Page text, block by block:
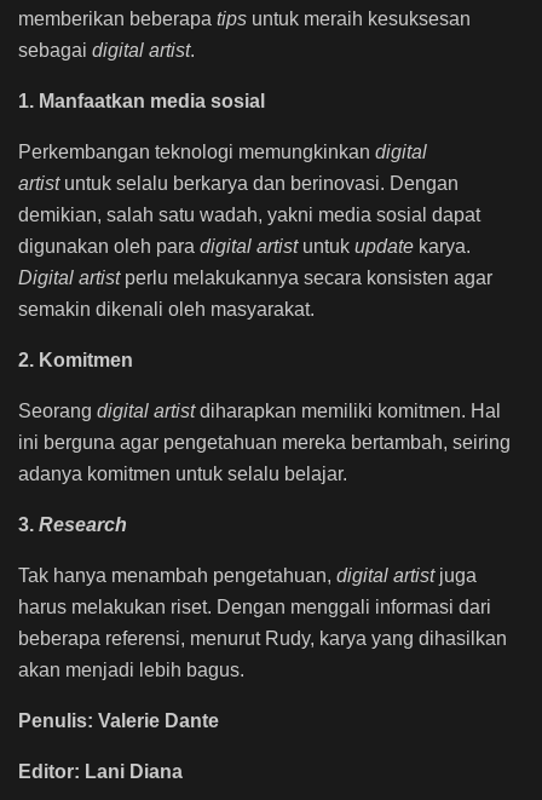
memberikan beberapa tips untuk meraih kesuksesan
sebagai digital artist.
1. Manfaatkan media sosial
Perkembangan teknologi memungkinkan digital
artistuntuk selalu berkarya dan berinovasi. Dengan
demikian, salah satu wadah, yakni media sosial dapat
digunakan oleh para digital artistuntuk update karya.
Digital artistperlu melakukannya secara konsisten agar
semakin dikenali oleh masyarakat.
2. Komitmen
Seorang digital artistdiharapkan memiliki komitmen. Hal
ini berguna agar pengetahuan mereka bertambah, seiring
adanya komitmen untuk selalu belajar.
3. Research
Tak hanya menambah pengetahuan, digital artistjuga
harus melakukan riset. Dengan menggali informasi dari
beberapa referensi, menurut Rudy, karya yang dihasilkan
akan menjadi lebih bagus.
Penulis: Valerie Dante
Editor: Lani Diana